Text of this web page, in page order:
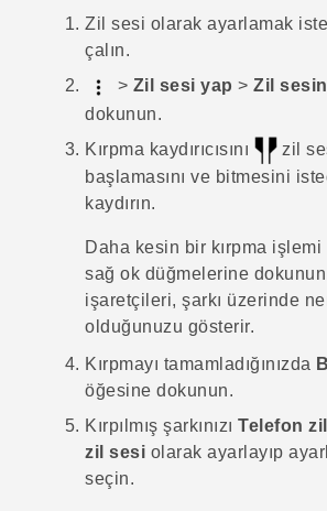
Zil sesi olarak ayarlamak
çalın.
> Zil sesi yap > Zil
dokunun.
Kırpma kaydırıcısını
zil
başlamasını ve bitmesini
kaydırın.
Daha kesin bir kırpma
sağ ok düğmelerine
işaretçileri, şarkı üzerinde
olduğunuzu gösterir.
Kırpmayı tamamladığınızda
öğesine dokunun.
Kırpılmış şarkınızı Telefon
zil sesi olarak ayarlayıp
seçin.